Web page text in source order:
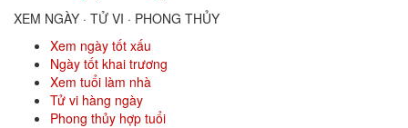
XEM NGÀY · TỬ VI · PHONG THỦY
Xem ngày tốt xấu
Ngày tốt khai trương
Xem tuổi làm nhà
Tử vi hàng ngày
Phong thủy hợp tuổi